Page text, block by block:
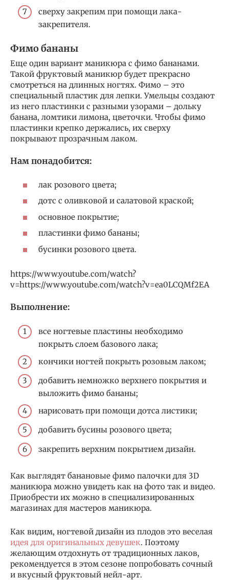
сверху закрепим при помощи лака-
закрепителя.
Фимо бананы
Еще один вариант маникюра с фимо бананами.
Такой фруктовый маникюр будет прекрасно
смотреться на длинных ногтях. Фимо – это
специальный пластик для лепки. Умельцы создают
из него пластинки с разными узорами – дольку
банана, ломтики лимона, цветочки. Чтобы фимо
пластинки крепко держались, их сверху
покрывают прозрачным лаком.
Нам понадобится:
лак розового цвета;
дотс с оливковой и салатовой краской;
основное покрытие;
пластинки фимо бананы;
бусинки розового цвета.
https://www.youtube.com/watch?
v=https://www.youtube.com/watch?v=ea0LCQMf2EA
Выполнение:
все ногтевые пластины необходимо
покрыть слоем базового лака;
кончики ногтей покрыть розовым лаком;
добавить немножко верхнего покрытия и
выложить фимо бананы;
нарисовать при помощи дотса листики;
добавить бусины розового цвета;
закрепить верхним покрытием дизайн.
Как выглядят банановые фимо палочки для 3D
маникюра можно увидеть как на фото так и видео.
Приобрести их можно в специализированных
магазинах для мастеров маникюра.
Как видим, ногтевой дизайн из плодов это веселая
идея для оригинальных девушек. Поэтому
желающим отдохнуть от традиционных лаков,
рекомендуется в этом сезоне попробовать сочный
и вкусный фруктовый нейл-арт.